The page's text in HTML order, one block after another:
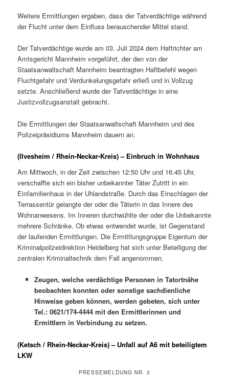
Weitere Ermittlungen ergaben, dass der Tatverdächtige während
der Flucht unter dem Einfluss berauschender Mittel stand.
Der Tatverdächtige wurde am 03. Juli 2024 dem Haftrichter am
Amtsgericht Mannheim vorgeführt, der den von der
Staatsanwaltschaft Mannheim beantragten Haftbefehl wegen
Fluchtgefahr und Verdunkelungsgefahr erließ und in Vollzug
setzte. Anschließend wurde der Tatverdächtige in eine
Justizvollzugsanstalt gebracht.
Die Ermittlungen der Staatsanwaltschaft Mannheim und des
Polizeipräsidiums Mannheim dauern an.
(Ilvesheim / Rhein-Neckar-Kreis) – Einbruch in Wohnhaus
Am Mittwoch, in der Zeit zwischen 12:50 Uhr und 16:45 Uhr,
verschaffte sich ein bisher unbekannter Täter Zutritt in ein
Einfamilienhaus in der Uhlandstraße. Durch das Einschlagen der
Terrassentür gelangte der oder die Täterin in das Innere des
Wohnanwesens. Im Inneren durchwühlte der oder die Unbekannte
mehrere Schränke. Ob etwas entwendet wurde, ist Gegenstand
der laufenden Ermittlungen. Die Ermittlungsgruppe Eigentum der
Kriminalpolizeidirektion Heidelberg hat sich unter Beteiligung der
zentralen Kriminaltechnik dem Fall angenommen.
Zeugen, welche verdächtige Personen in Tatortnähe
beobachten konnten oder sonstige sachdienliche
Hinweise geben können, werden gebeten, sich unter
Tel.: 0621/174-4444 mit den Ermittlerinnen und
Ermittlern in Verbindung zu setzen.
(Ketsch / Rhein-Neckar-Kreis) – Unfall auf A6 mit beteiligtem
LKW
PRESSEMELDUNG NR. 3